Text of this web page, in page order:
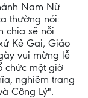
Nam Nữ
thường nói:
chia sẽ nỗi
Kẻ Gai, Giáo
vui mừng lễ
chức một giờ
nghiêm trang
Công Lý".